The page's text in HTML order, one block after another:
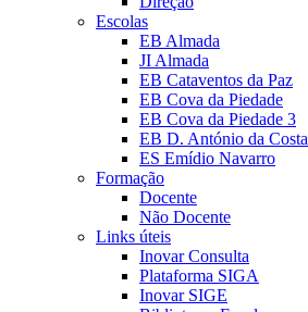
Escolas
EB Almada
JI Almada
EB Cataventos da Paz
EB Cova da Piedade
EB Cova da Piedade 3
EB D. António da Costa
ES Emídio Navarro
Formação
Docente
Não Docente
Links úteis
Inovar Consulta
Plataforma SIGA
Inovar SIGE